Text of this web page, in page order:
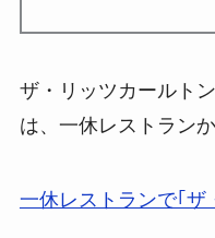
ザ・リッツカールト
は、一休レストラン
一休レストランで｢ザ